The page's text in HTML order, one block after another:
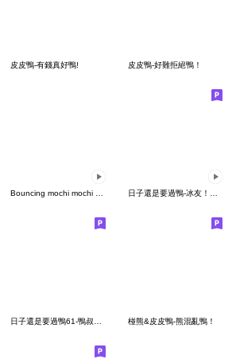
皮皮鴨-有錢真好鴨! 皮皮鴨-好難拒絕鴨！
日子還是要過鴨61-鴨叔emo中 椪熊&皮皮鴨-熊混亂鴨！